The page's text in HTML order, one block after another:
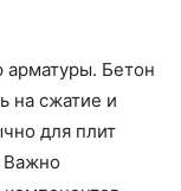
арматуры. Бетон
на сжатие и
для плит
Важно